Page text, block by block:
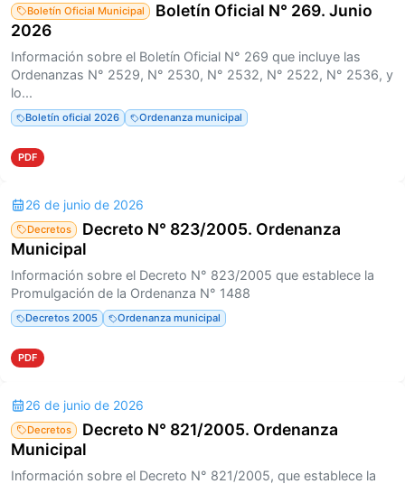
Boletín Oficial Municipal
Boletín Oficial N° 269. Junio
2026
Información sobre el Boletín Oficial N° 269 que incluye las
Ordenanzas N° 2529, N° 2530, N° 2532, N° 2522, N° 2536, y
lo...
Boletín oficial 2026 Ordenanza municipal
PDF
26 de junio de 2026
Decretos
Decreto N° 823/2005. Ordenanza
Municipal
Información sobre el Decreto N° 823/2005 que establece la
Promulgación de la Ordenanza N° 1488
Decretos 2005 Ordenanza municipal
PDF
26 de junio de 2026
Decretos
Decreto N° 821/2005. Ordenanza
Municipal
Información sobre el Decreto N° 821/2005, que establece la